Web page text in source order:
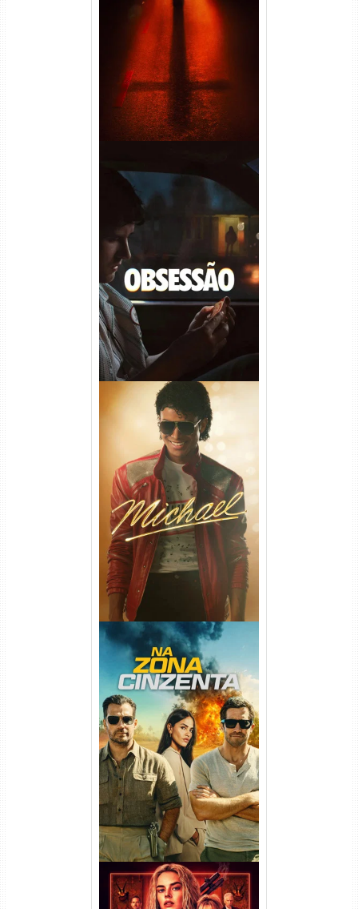
Passageiro do Mal Torrent
(2026) WEB-DL 1080p Dual
Áudio
Obsessão Torrent (2026)
WEB-DL 1080p/4K Dual
Áudio
Michael Torrent (2026) WEB-
DL 1080p/4K Dual Áudio
Na Zona Cinzenta Torrent
(2026) WEB-DL 1080p/4K
Dual Áudio